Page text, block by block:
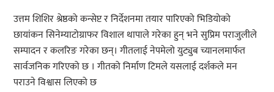
उत्तम शिशिर श्रेष्ठको कन्सेप्ट र निर्देशनमा तयार पारिएको भिडियोको
छायांकन सिनेम्याटोग्राफर विशाल थापाले गरेका हुन् भने सुप्रिम पराजुलीले
सम्पादन र कलरिङ गरेका छन्। गीतलाई नेपमेलो युट्युब च्यानलमार्फत
सार्वजनिक गरिएको छ । गीतको निर्माण टिमले यसलाई दर्शकले मन
पराउने विश्वास लिएको छ